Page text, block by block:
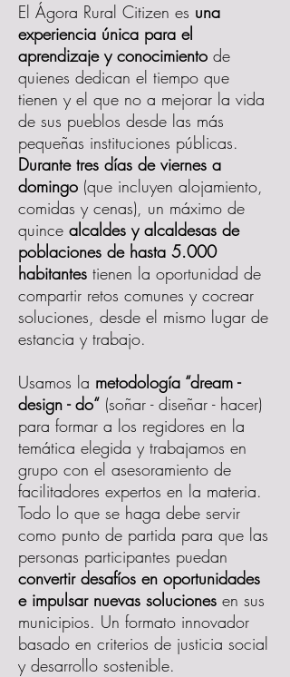
El Ágora Rural Citizen es una
experiencia única para el
aprendizaje y conocimiento de
quienes dedican el tiempo que
tienen y el que no a mejorar la vida
de sus pueblos desde las más
pequeñas instituciones públicas.
Durante tres días de viernes a
domingo (que incluyen alojamiento,
comidas y cenas), un máximo de
quince alcaldes y alcaldesas de
poblaciones de hasta 5.000
habitantes tienen la oportunidad de
compartir retos comunes y cocrear
soluciones, desde el mismo lugar de
estancia y trabajo.
Usamos la metodología “dream -
design - do“ (soñar - diseñar - hacer)
para formar a los regidores en la
temática elegida y trabajamos en
grupo con el asesoramiento de
facilitadores expertos en la materia.
Todo lo que se haga debe servir
como punto de partida para que las
personas participantes puedan
convertir desafíos en oportunidades
e impulsar nuevas soluciones en sus
municipios. Un formato innovador
basado en criterios de justicia social
y desarrollo sostenible.